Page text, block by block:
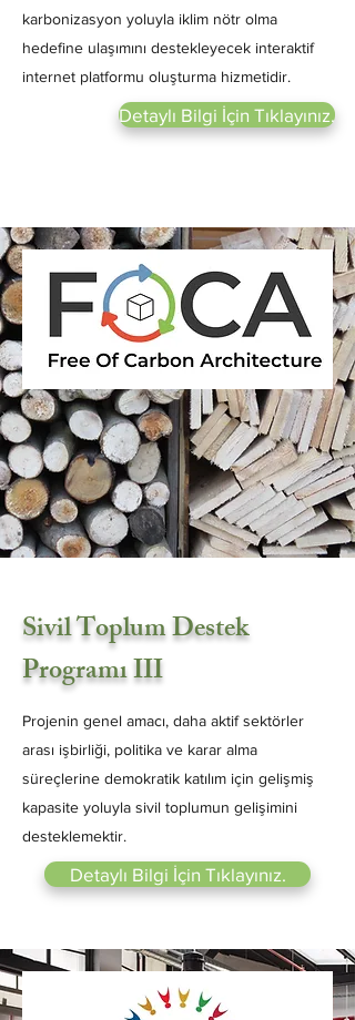
karbonizasyon yoluyla iklim nötr olma
hedefine ulaşımını destekleyecek interaktif
internet platformu oluşturma hizmetidir.
Detaylı Bilgi İçin Tıklayınız.
Sivil Toplum Destek
Programı III
Projenin genel amacı, daha aktif sektörler
arası işbirliği, politika ve karar alma
süreçlerine demokratik katılım için gelişmiş
kapasite yoluyla sivil toplumun gelişimini
desteklemektir.
Detaylı Bilgi İçin Tıklayınız.